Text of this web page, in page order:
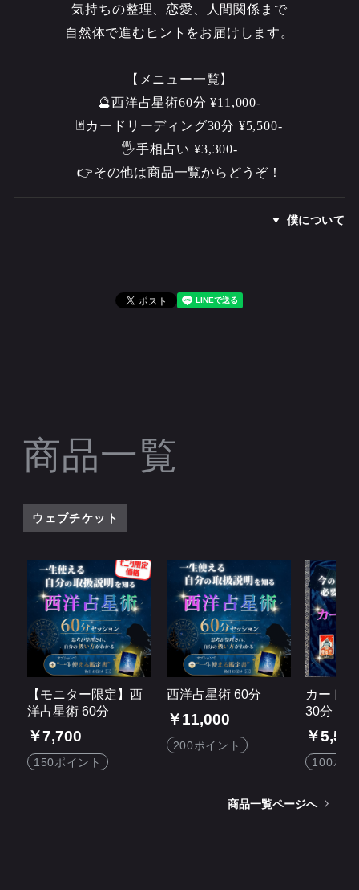
気持ちの整理、恋愛、人間関係まで
自然体で進むヒントをお届けします。
【メニュー一覧】
🔮西洋占星術60分 ¥11,000-
🃏カードリーディング30分 ¥5,500-
🖐️手相占い ¥3,300-
👉その他は商品一覧からどうぞ！
僕について
商品一覧
ウェブチケット
【モニター限定】西
洋占星術 60分
￥7,700
150ポイント
西洋占星術 60分
￥11,000
200ポイント
カード
30分
￥
100ポイ
商品一覧ページへ